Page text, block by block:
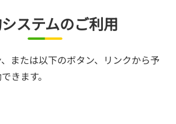
ステムのご利用
または以下のボタン、リンクから予
きます。